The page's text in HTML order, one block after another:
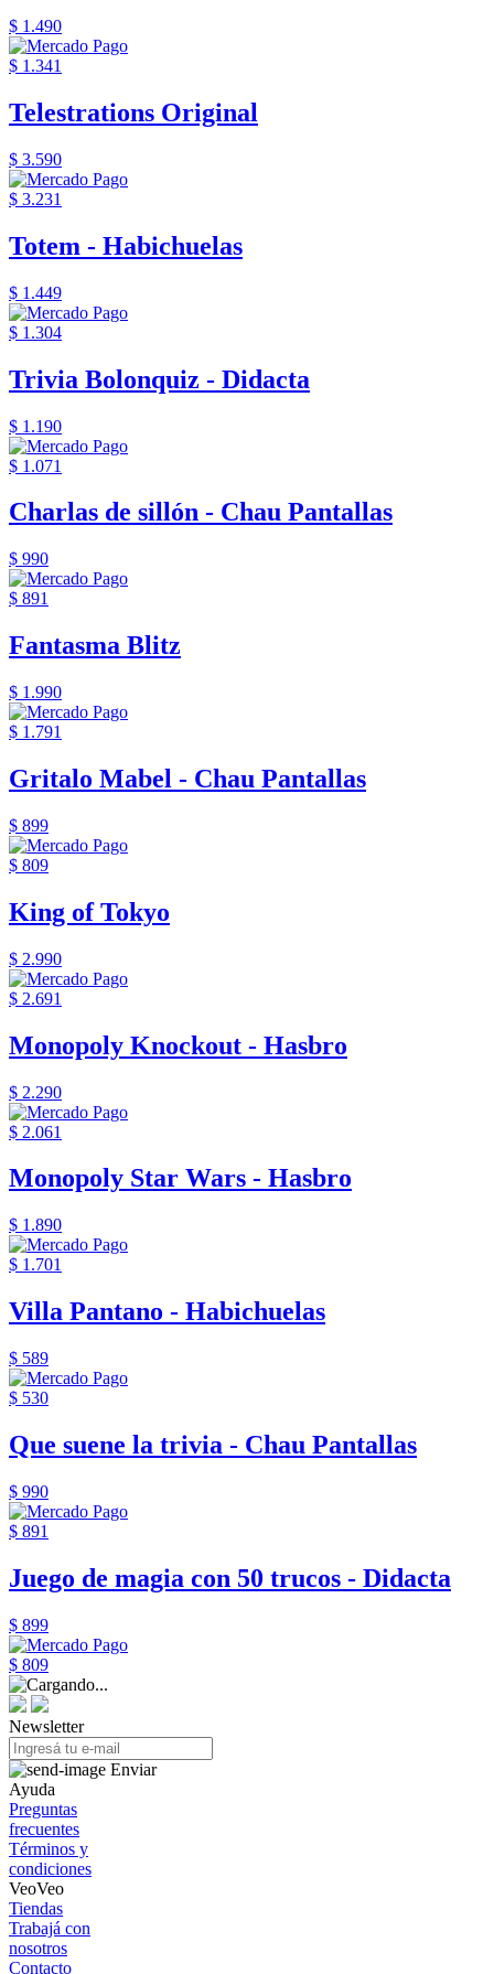
$ 1.490
$ 1.341
Telestrations Original
$ 3.590
$ 3.231
Totem - Habichuelas
$ 1.449
$ 1.304
Trivia Bolonquiz - Didacta
$ 1.190
$ 1.071
Charlas de sillón - Chau Pantallas
$ 990
$ 891
Fantasma Blitz
$ 1.990
$ 1.791
Gritalo Mabel - Chau Pantallas
$ 899
$ 809
King of Tokyo
$ 2.990
$ 2.691
Monopoly Knockout - Hasbro
$ 2.290
$ 2.061
Monopoly Star Wars - Hasbro
$ 1.890
$ 1.701
Villa Pantano - Habichuelas
$ 589
$ 530
Que suene la trivia - Chau Pantallas
$ 990
$ 891
Juego de magia con 50 trucos - Didacta
$ 899
$ 809
Newsletter
Enviar
Ayuda
Preguntas
frecuentes
Términos y
condiciones
VeoVeo
Tiendas
Trabajá con
nosotros
Contacto